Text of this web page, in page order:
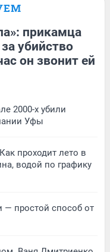
прикамца
убийство
он звонит ей
2000-х убили
Уфы
проходит лето в
водой по графику
— простой способ от